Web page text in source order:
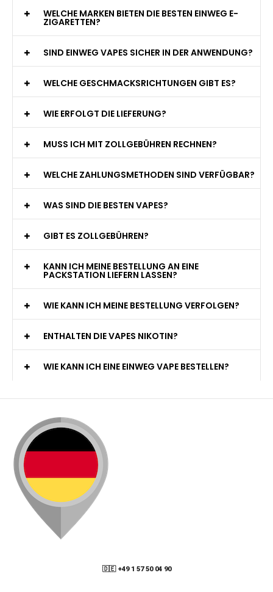
WELCHE MARKEN BIETEN DIE BESTEN EINWEG E-
ZIGARETTEN?
SIND EINWEG VAPES SICHER IN DER ANWENDUNG?
WELCHE GESCHMACKSRICHTUNGEN GIBT ES?
WIE ERFOLGT DIE LIEFERUNG?
MUSS ICH MIT ZOLLGEBÜHREN RECHNEN?
WELCHE ZAHLUNGSMETHODEN SIND VERFÜGBAR?
WAS SIND DIE BESTEN VAPES?
GIBT ES ZOLLGEBÜHREN?
KANN ICH MEINE BESTELLUNG AN EINE
PACKSTATION LIEFERN LASSEN?
WIE KANN ICH MEINE BESTELLUNG VERFOLGEN?
ENTHALTEN DIE VAPES NIKOTIN?
WIE KANN ICH EINE EINWEG VAPE BESTELLEN?
🇩🇪 +49 1 57 50 04 90